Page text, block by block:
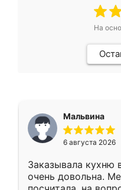
На
Мальвина
6 августа 2026
Заказывала кухню
очень довольна.